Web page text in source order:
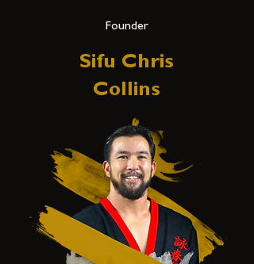
Founder
Sifu Chris
Collins